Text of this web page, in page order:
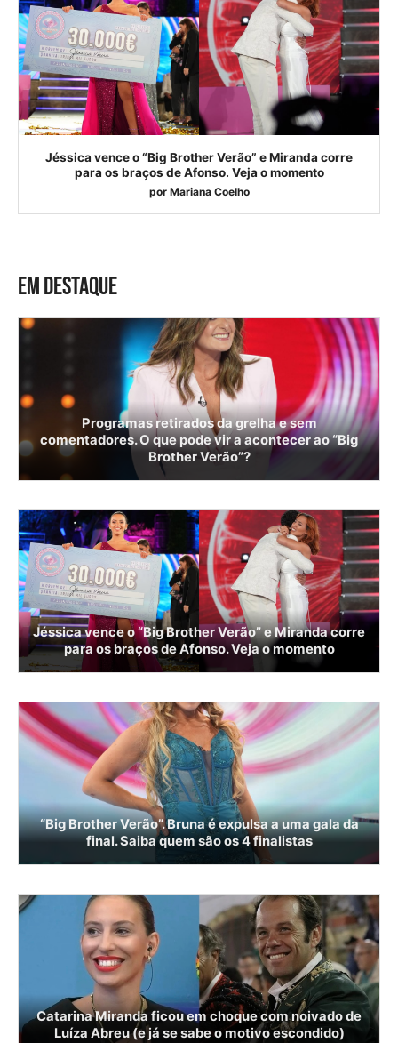
Jéssica vence o “Big Brother Verão” e Miranda corre
para os braços de Afonso. Veja o momento
por Mariana Coelho
EM DESTAQUE
Programas retirados da grelha e sem
comentadores. O que pode vir a acontecer ao “Big
Brother Verão”?
Jéssica vence o “Big Brother Verão” e Miranda corre
para os braços de Afonso. Veja o momento
“Big Brother Verão”. Bruna é expulsa a uma gala da
final. Saiba quem são os 4 finalistas
Catarina Miranda ficou em choque com noivado de
Luíza Abreu (e já se sabe o motivo escondido)